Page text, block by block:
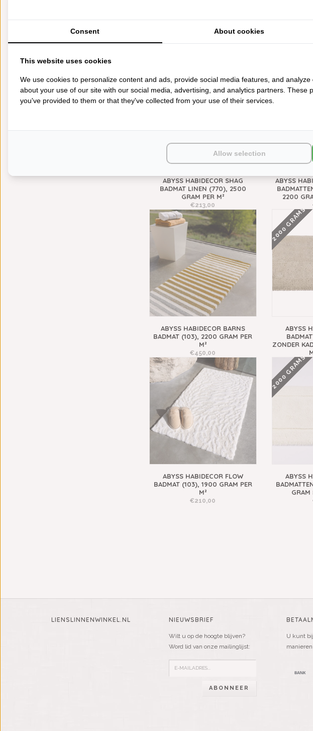
HUISPARFUM
SIERKUSSENS
CADEAUS
PONCHO'S
ABYSS HABIDECOR GAYA BADMAT
ABYSS HABIDECOR SHAG
BADMAT LINEN (770), 2500
GRAM PER M²
€213,00
2200 GRAMS
ABYSS
2200
ABYSS HABIDECOR BARNS
BADMAT (103), 2200 GRAM PER
M²
€450,00
2000 GRAMS
ABYSS
ZONDER
ABYSS HABIDECOR FLOW
BADMAT (103), 1900 GRAM PER
M²
€210,00
2000 GRAMS
ABYSS
GRAM
LIENSLINNENWINKEL.NL NIEUWSBRIEF
Wilt u op de hoogte blijven?
Word lid van onze mailinglijst:
ABONNEER
U kunt
Consent About cookies
This website uses cookies
We use cookies to personalize content and ads, provide social media features, and
about your use of our site with our social media, advertising, and analytics partners. These
you've provided to them or that they've collected from your use of their services.
Allow selection